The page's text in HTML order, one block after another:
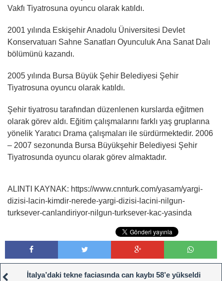
Vakfı Tiyatrosuna oyuncu olarak katıldı.
2001 yılında Eskişehir Anadolu Üniversitesi Devlet
Konservatuarı Sahne Sanatları Oyunculuk Ana Sanat Dalı
bölümünü kazandı.
2005 yılında Bursa Büyük Şehir Belediyesi Şehir
Tiyatrosuna oyuncu olarak katıldı.
Şehir tiyatrosu tarafından düzenlenen kurslarda eğitmen
olarak görev aldı. Eğitim çalışmalarını farklı yaş gruplarına
yönelik Yaratıcı Drama çalışmaları ile sürdürmektedir. 2006
– 2007 sezonunda Bursa Büyükşehir Belediyesi Şehir
Tiyatrosunda oyuncu olarak görev almaktadır.
ALINTI KAYNAK: https://www.cnnturk.com/yasam/yargi-
dizisi-lacin-kimdir-nerede-yargi-dizisi-lacini-nilgun-
turksever-canlandiriyor-nilgun-turksever-kac-yasinda
İtalya’daki tekne faciasında can kaybı 58’e yükseldi